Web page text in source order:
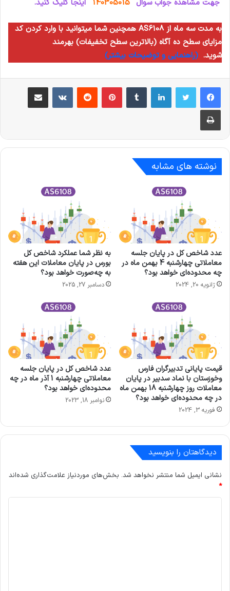
جهت مشاهده جواب سوال 140305015 اینجا کلیک کنید.
همچنین شما میتوانید با وارد کردن کد AS6108 به مدت سه ماه از
مزایای سطح ده آگاه (بالاترین سطح تخفیفات) بهرمند
شوید. (راهنمایی و توضیحات بیشتر)
لینکدین ‫تامبلر ‫پین‌ترست‫رددیت ‫VKontakteاشتراک گذاری از طریق ایمیل
چاپ
نوشته های مشابه
عدد شاخص کل در پایان جلسه
معاملاتی چهارشنبه 4 بهمن ماه در
چه محدوده‌ای خواهد بود؟
ژانویه 20, 2024
به نظر شما عملکرد شاخص کل
بورس در پایان معاملات این هفته
به چه‌صورت خواهد بود؟
دسامبر 27, 2025
قیمت پایانی تدبيرگران فارس
وخوزستان با نماد سدبیر در پایان
معاملات روز چهارشنبه 18 بهمن ماه
در چه محدوده‌ای خواهد بود؟
فوریه 3, 2024
عدد شاخص کل در پایان جلسه
معاملاتی چهارشنبه 1 آذر ماه در چه
محدوده‌ای خواهد بود؟
نوامبر 18, 2023
دیدگاهتان را بنویسید
نشانی ایمیل شما منتشر نخواهد شد. بخش‌های موردنیاز علامت‌گذاری شده‌اند
*